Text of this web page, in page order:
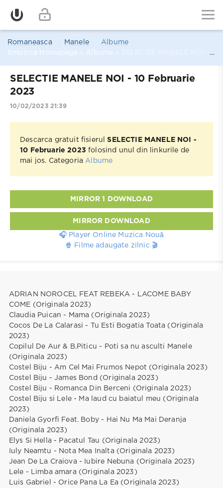
Romaneasca Manele
Albume
Emuzica Homepage
Albume
SELECTIE MANELE NOI - 10 Februarie
2023
10/02/2023 21:39
Descarca gratuit fisierulSELECTIE MANELE NOI -
10 Februarie 2023 folosind unul din linkurile de
mai jos. Categoria Albume
MIRROR 1 DOWNLOAD
MIRROR DOWNLOAD
🎧 Player Online Muzica Nouă
🍿 Filme adaugate zilnic 🎬
ADRIAN NOROCEL FEAT REBEKA - LACOME BABY
COME (Originala 2023)
Claudia Puican - Mama (Originala 2023)
Cocos De La Calarasi - Tu Esti Bogatia Toata (Originala
2023)
Copilul De Aur & B.Piticu - Poti sa nu asculti Manele
(Originala 2023)
Costel Biju - Am Cel Mai Frumos Nepot (Originala 2023)
Costel Biju - James Bond (Originala 2023)
Costel Biju - Romanca Din Berceni (Originala 2023)
Costel Biju si Lele - Ma laud cu baiatul meu (Originala
2023)
Daniela Gyorfi Feat. Boby - Hai Nu Ma Mai Deranja
(Originala 2023)
Elys Si Hella - Pacatul Tau (Originala 2023)
Iuly Neamtu - Nota Mea Inalta (Originala 2023)
Jean De La Craiova - Iubire Nebuna (Originala 2023)
Lele - Limba amara (Originala 2023)
Luis Gabriel - Orice Pana La Ea (Originala 2023)